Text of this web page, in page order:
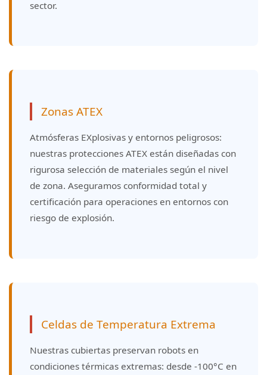
sector.
Zonas ATEX
Atmósferas EXplosivas y entornos peligrosos:
nuestras protecciones ATEX están diseñadas con
rigurosa selección de materiales según el nivel
de zona. Aseguramos conformidad total y
certificación para operaciones en entornos con
riesgo de explosión.
Celdas de Temperatura Extrema
Nuestras cubiertas preservan robots en
condiciones térmicas extremas: desde -100°C en